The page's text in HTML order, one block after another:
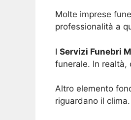
Molte imprese
professionalità a
I Servizi Funebri
funerale. In
Altro elemento
riguardano il